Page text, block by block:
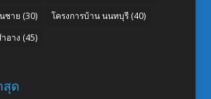
ชาย (30) โครงการบ้าน นนทบุรี(40)
อาง (45)
สุด